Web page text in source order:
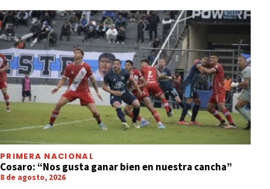
PRIMERA NACIONAL
Cosaro: “Nos gusta ganar bien en nuestra cancha”
8 de agosto, 2026